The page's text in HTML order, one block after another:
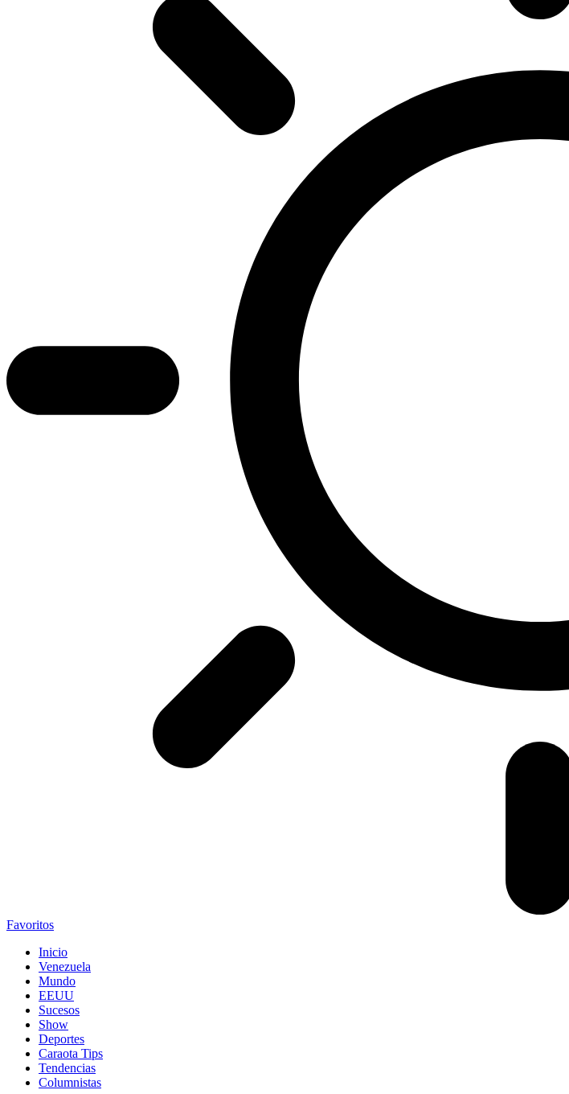
Favoritos
Inicio
Venezuela
Mundo
EEUU
Sucesos
Show
Deportes
Caraota Tips
Tendencias
Columnistas